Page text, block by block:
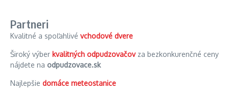
Partneri
Kvalitné a spoľahlivé vchodové dvere
Široký výber kvalitných odpudzovačovza bezkonkurenčné ceny
nájdete na odpudzovace.sk
Najlepšie domáce meteostanice